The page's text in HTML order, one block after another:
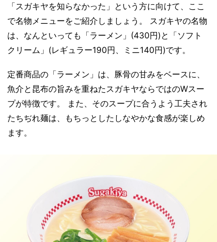
「スガキヤを知らなかった」という方に向けて、ここ
で名物メニューをご紹介しましょう。 スガキヤの名物
は、なんといっても「ラーメン」(430円)と「ソフト
クリーム」(レギュラー190円、ミニ140円)です。
定番商品の「ラーメン」は、豚骨の甘みをベースに、
魚介と昆布の旨みを重ねたスガキヤならではのWスー
プが特徴です。 また、そのスープに合うよう工夫され
たちぢれ麺は、もちっとしたしなやかな食感が楽しめ
ます。